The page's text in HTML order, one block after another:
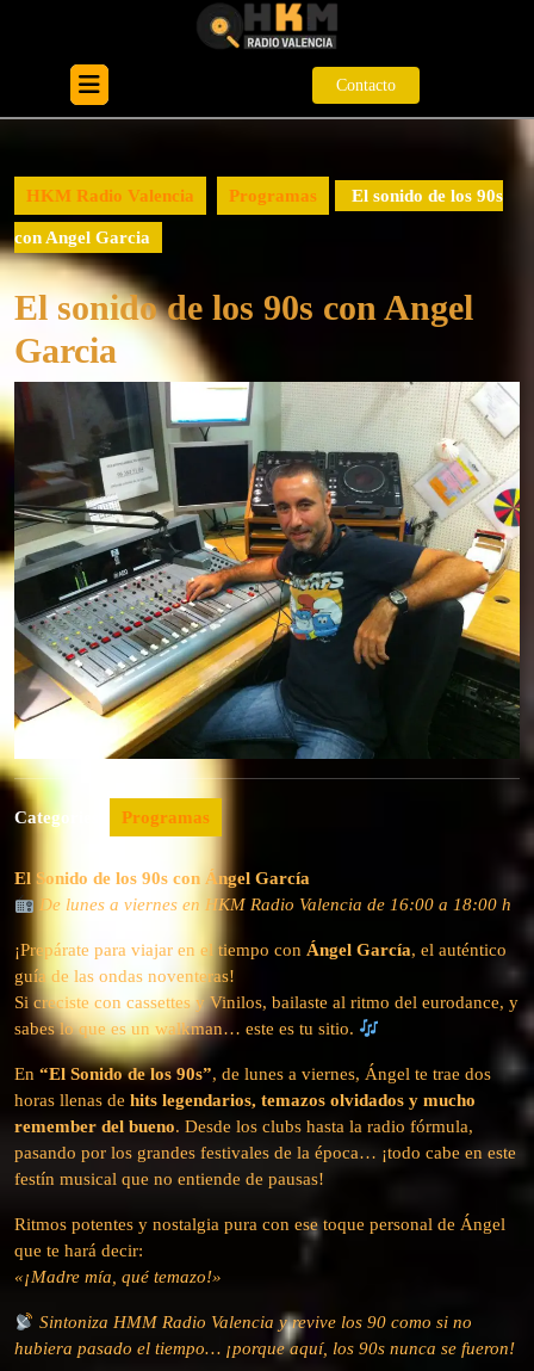
Open
Button
ContactoContacto
HKM Radio Valencia Programas El sonido de los 90s
con Angel Garcia
El sonido de los 90s con Angel
Garcia
Categories: Programas
El Sonido de los 90s con Ángel García
De lunes a viernes en HKM Radio Valencia de 16:00 a 18:00 h
¡Prepárate para viajar en el tiempo con Ángel García, el auténtico
guía de las ondas noventeras!
Si creciste con cassettes y Vinilos, bailaste al ritmo del eurodance, y
sabes lo que es un walkman… este es tu sitio.
En “El Sonido de los 90s”, de lunes a viernes, Ángel te trae dos
horas llenas de hits legendarios, temazos olvidados y mucho
remember del bueno. Desde los clubs hasta la radio fórmula,
pasando por los grandes festivales de la época… ¡todo cabe en este
festín musical que no entiende de pausas!
Ritmos potentes y nostalgia pura con ese toque personal de Ángel
que te hará decir:
«¡Madre mía, qué temazo!»
Sintoniza HMM Radio Valencia y revive los 90 como si no
hubiera pasado el tiempo… ¡porque aquí, los 90s nunca se fueron!